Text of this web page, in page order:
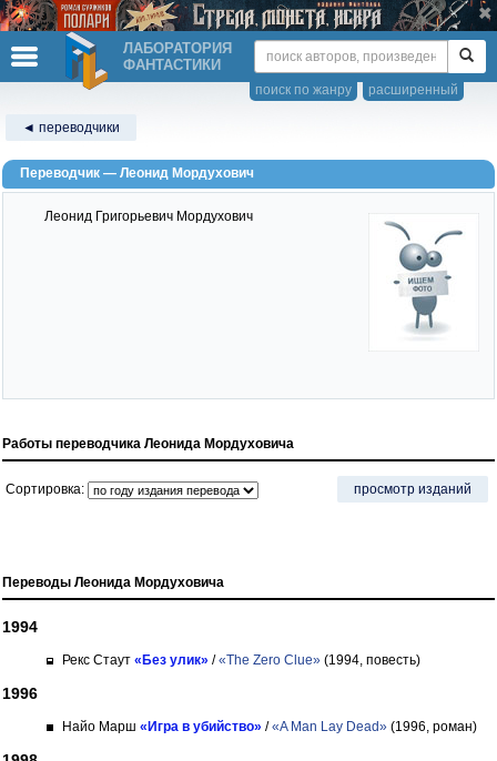
ЛАБОРАТОРИЯ
ФАНТАСТИКИ
расширенный
поиск по жанру
◄ переводчики
Переводчик — Леонид Мордухович
Леонид Григорьевич Мордухович
Работы переводчика Леонида Мордуховича
Сортировка: просмотр изданий
Переводы Леонида Мордуховича
1994
Рекс Стаут «Без улик» /«The Zero Clue» (1994, повесть)
1996
Найо Марш «Игра в убийство» /«A Man Lay Dead» (1996, роман)